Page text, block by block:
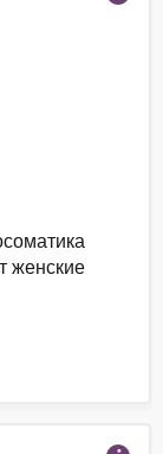
женские